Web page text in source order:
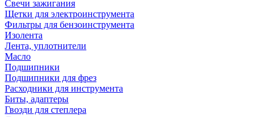
Свечи зажигания
Щетки для электроинструмента
Фильтры для бензоинструмента
Изолента
Лента, уплотнители
Масло
Подшипники
Подшипники для фрез
Расходники для инструмента
Биты, адаптеры
Гвозди для степлера